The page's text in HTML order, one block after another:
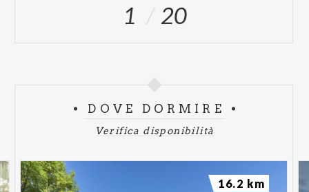
1 20
DOVE DORMIRE
Verifica disponibilità
16.2 km